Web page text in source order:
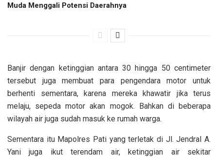
Muda Menggali Potensi Daerahnya
Banjir dengan ketinggian antara 30 hingga 50 centimeter
tersebut juga membuat para pengendara motor untuk
berhenti sementara, karena mereka khawatir jika terus
melaju, sepeda motor akan mogok. Bahkan di beberapa
wilayah air juga sudah masuk ke rumah warga.
Sementara itu Mapolres Pati yang terletak di Jl. Jendral A.
Yani juga ikut terendam air, ketinggian air sekitar